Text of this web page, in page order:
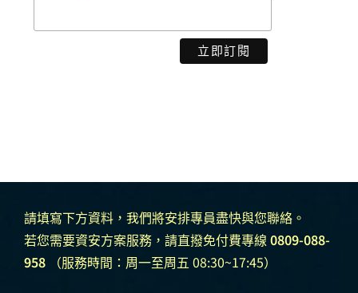
請填寫下方資料，我們將安排專員盡快與您聯絡。
若您需要資安方案服務，請直撥免付費專線 0809-088-
958 （服務時間：周一至周五 08:30~17:45）